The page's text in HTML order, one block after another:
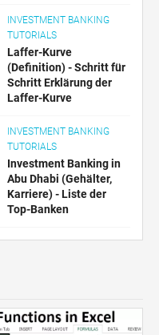
INVESTMENT BANKING
TUTORIALS
Laffer-Kurve
(Definition) - Schritt für
Schritt Erklärung der
Laffer-Kurve
INVESTMENT BANKING
TUTORIALS
Investment Banking in
Abu Dhabi (Gehälter,
Karriere) - Liste der
Top-Banken